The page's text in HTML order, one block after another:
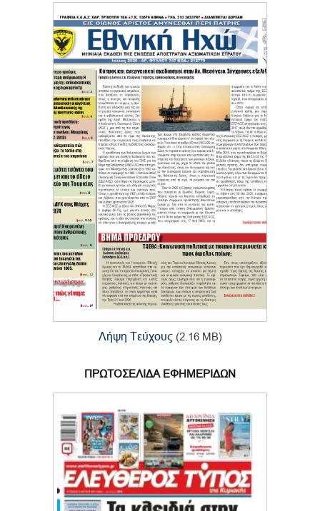
Λήψη Τεύχους (2.16 MB)
ΠΡΩΤΟΣΕΛΙΔΑ ΕΦΗΜΕΡΙΔΩΝ